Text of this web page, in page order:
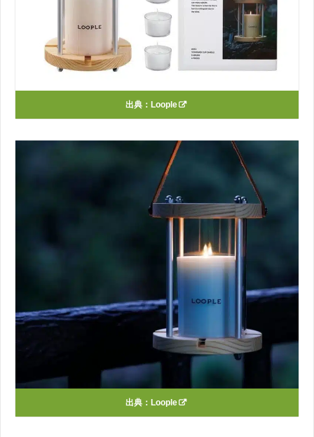
出典： Loople
出典： Loople